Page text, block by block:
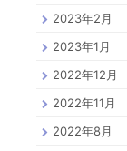
2023年2月
2023年1月
2022年12月
2022年11月
2022年8月